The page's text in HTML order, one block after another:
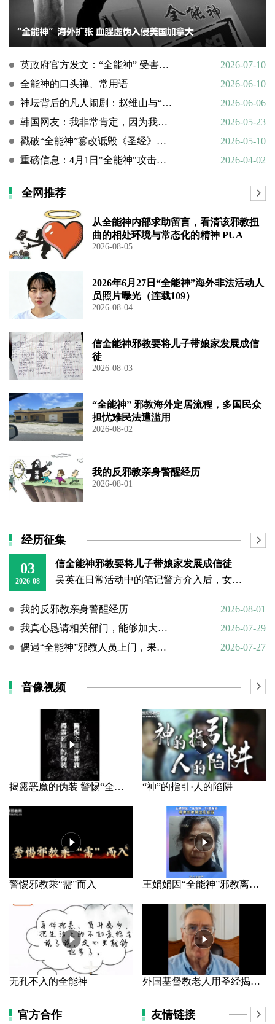
英政府官方发文：“全能神” 受害说辞不实，英国拒为邪教提供庇护
2026-07-10
全能神的口头禅、常用语
2026-06-10
神坛背后的凡人闹剧：赵维山与“女基督”杨向斌的隐秘家庭史
2026-06-06
韩国网友：我非常肯定，因为我亲眼所见。
2026-05-23
戳破“全能神”篡改诋毁《圣经》的荒谬本质
2026-05-10
重磅信息：4月1日"全能神"攻击天主教
2026-04-02
全网推荐
从全能神内部求助留言，看清该邪教扭
曲的相处环境与常态化的精神 PUA
2026-08-05
2026年6月27日“全能神”海外非法活动人
员照片曝光（连载109）
2026-08-04
信全能神邪教要将儿子带娘家发展成信
徒
2026-08-03
“全能神” 邪教海外定居流程，多国民众
担忧难民法遭滥用
2026-08-02
我的反邪教亲身警醒经历
2026-08-01
经历征集
03
2026-08
信全能神邪教要将儿子带娘家发展成信徒
吴英在日常活动中的笔记警方介入后，女子丈夫向警方称，打人原因系担心妻子将儿子带回娘家“被带坏”，并反映妻子和丈母娘涉嫌信奉、传播“全能神”教。经一个多月的调查，警方在其丈母娘家中搜到大量证据，于23日
我的反邪教亲身警醒经历
2026-08-01
我真心恳请相关部门，能够加大对“全能神”邪教的打击力度
2026-07-29
偶遇“全能神”邪教人员上门，果断硬核驱离
2026-07-27
音像视频
揭露恶魔的伪装 警惕“全能神”邪教 “神”的指引·人的陷阱
警惕邪教乘“需”而入 王娟娟因“全能神”邪教离家 母亲长年哭泣几近盲
无孔不入的全能神 外国基督教老人用圣经揭露“全能神”（1）
官方合作 友情链接